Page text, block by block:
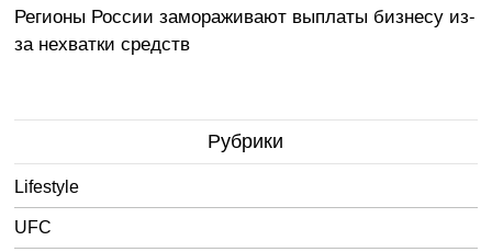
Регионы России замораживают выплаты бизнесу из-
за нехватки средств
Рубрики
Lifestyle
UFC